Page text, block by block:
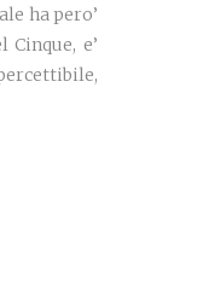
ha pero’
e’